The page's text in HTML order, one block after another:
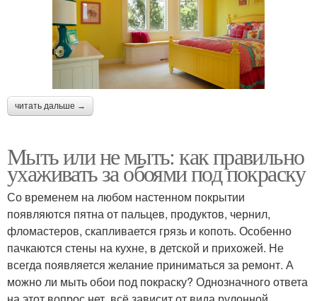
читать дальше →
Мыть или не мыть: как правильно
ухаживать за обоями под покраску
Со временем на любом настенном покрытии
появляются пятна от пальцев, продуктов, чернил,
фломастеров, скапливается грязь и копоть. Особенно
пачкаются стены на кухне, в детской и прихожей. Не
всегда появляется желание приниматься за ремонт. А
можно ли мыть обои под покраску? Однозначного ответа